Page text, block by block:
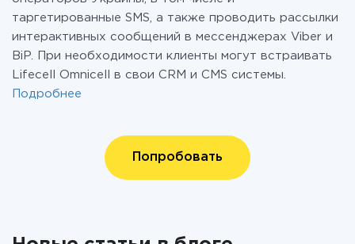
таргетированные SMS, а также проводить рассылки
интерактивных сообщений в мессенджерах Viber и
BiP. При необходимости клиенты могут встраивать
Lifecell Omnicell в свои CRM и CMS системы.
Подробнее
Попробовать